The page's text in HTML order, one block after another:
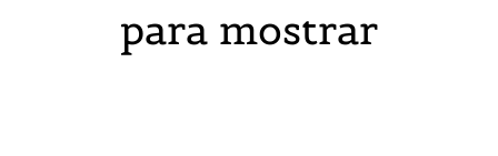
para mostrar